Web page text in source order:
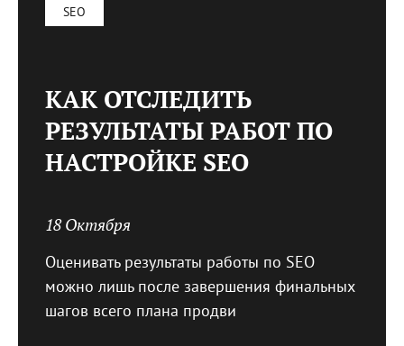
SEO
КАК ОТСЛЕДИТЬ
РЕЗУЛЬТАТЫ РАБОТ ПО
НАСТРОЙКЕ SEO
18 Октября
Оценивать результаты работы по SEO
можно лишь после завершения финальных
шагов всего плана продви